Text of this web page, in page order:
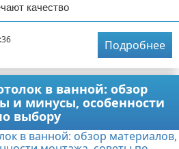
качество
Подробнее
в ванной: обзор
и минусы, особенности
выбору